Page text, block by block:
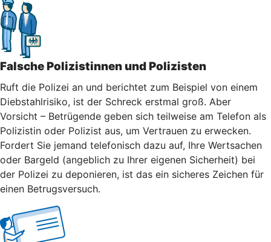
Falsche Polizistinnen und Polizisten
Ruft die Polizei an und berichtet zum Beispiel von einem
Diebstahlrisiko, ist der Schreck erstmal groß. Aber
Vorsicht – Betrügende geben sich teilweise am Telefon als
Polizistin oder Polizist aus, um Vertrauen zu erwecken.
Fordert Sie jemand telefonisch dazu auf, Ihre Wertsachen
oder Bargeld (angeblich zu Ihrer eigenen Sicherheit) bei
der Polizei zu deponieren, ist das ein sicheres Zeichen für
einen Betrugsversuch.